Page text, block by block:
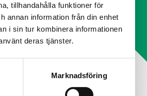
tillhandahålla funktioner för
annan information från din enhet
i sin tur kombinera informationen
deras tjänster.
Marknadsföring